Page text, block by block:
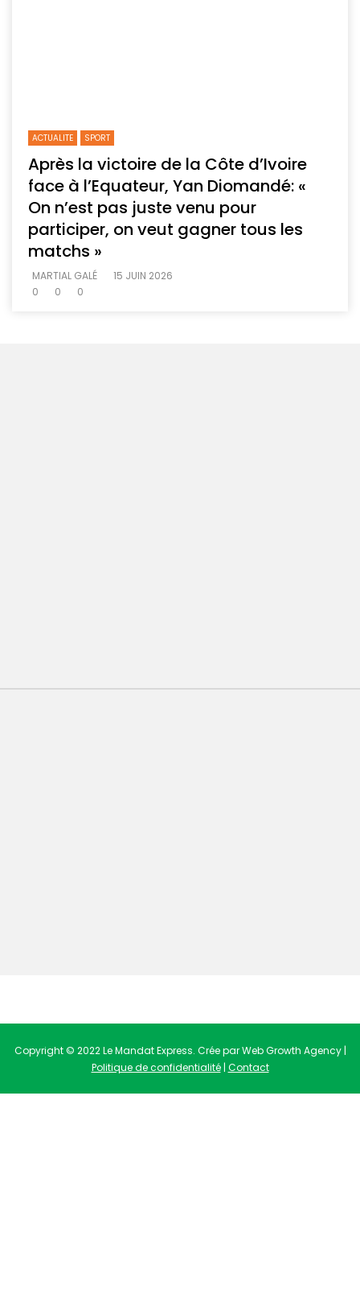
ACTUALITE SPORT
Après la victoire de la Côte d’Ivoire
face à l’Equateur, Yan Diomandé: «
On n’est pas juste venu pour
participer, on veut gagner tous les
matchs »
MARTIAL GALÉ
15 JUIN 2026
0
0 0
Copyright © 2022 Le Mandat Express. Crée par Web Growth Agency |
Politique de confidentialité| Contact